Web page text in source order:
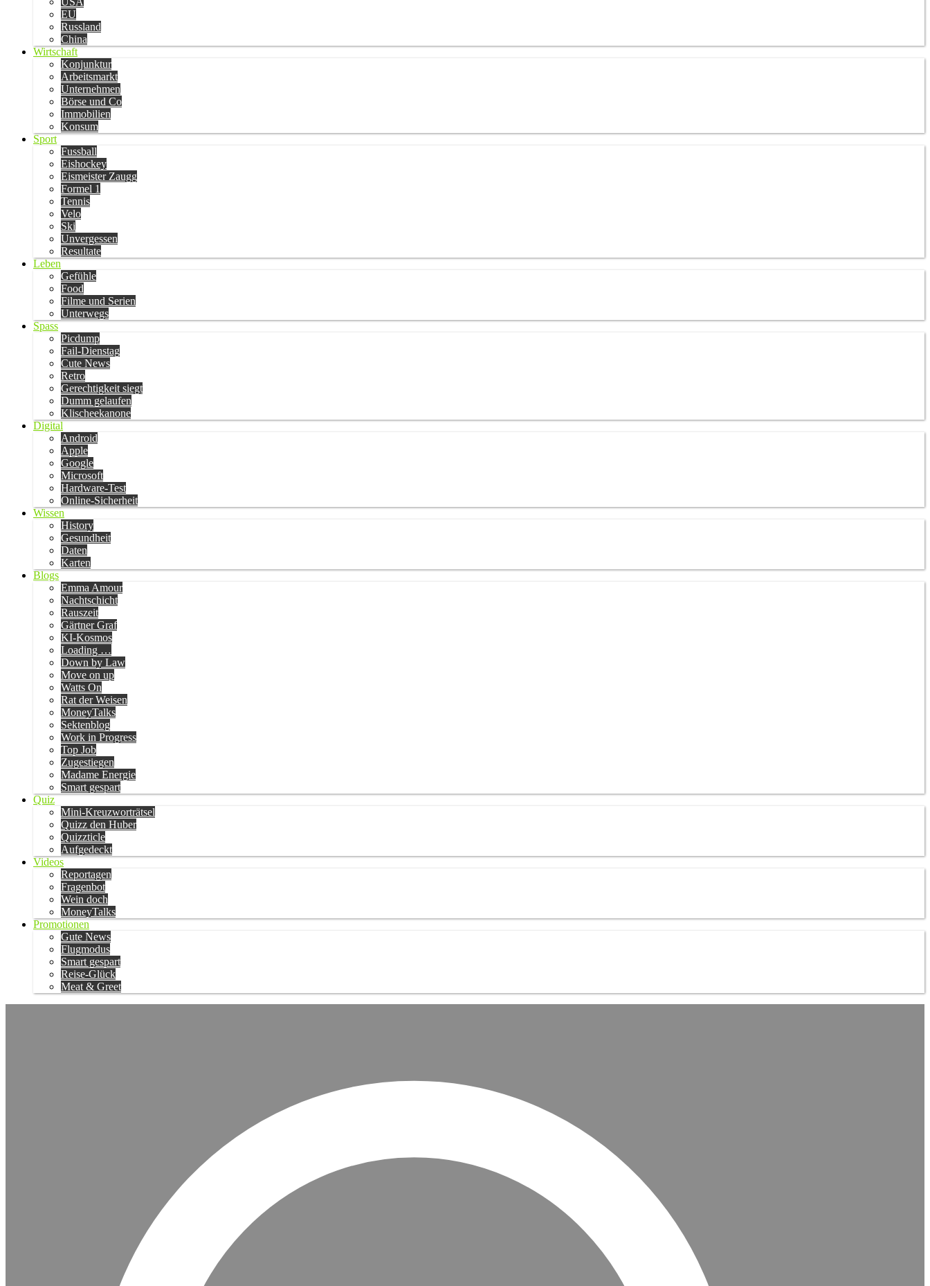
EU
Russland
China
Wirtschaft
Konjunktur
Arbeitsmarkt
Unternehmen
Börse und Co
Immobilien
Konsum
Sport
Fussball
Eishockey
Eismeister Zaugg
Formel 1
Tennis
Velo
Ski
Unvergessen
Resultate
Leben
Gefühle
Food
Filme und Serien
Unterwegs
Spass
Picdump
Fail-Dienstag
Cute News
Retro
Gerechtigkeit siegt
Dumm gelaufen
Klischeekanone
Digital
Android
Apple
Google
Microsoft
Hardware-Test
Online-Sicherheit
Wissen
History
Gesundheit
Daten
Karten
Blogs
Emma Amour
Nachtschicht
Rauszeit
Gärtner Graf
KI-Kosmos
Loading …
Down by Law
Move on up
Watts On
Rat der Weisen
MoneyTalks
Sektenblog
Work in Progress
Top Job
Zugestiegen
Madame Energie
Smart gespart
Quiz
Mini-Kreuzworträtsel
Quizz den Huber
Quizzticle
Aufgedeckt
Videos
Reportagen
Fragenbot
Wein doch
MoneyTalks
Promotionen
Gute News
Flugmodus
Smart gespart
Reise-Glück
Meat & Greet